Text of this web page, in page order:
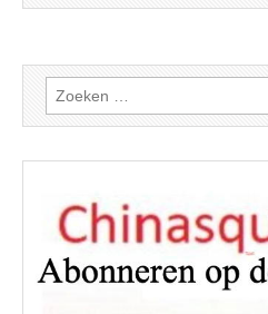
Zoeken
naar: